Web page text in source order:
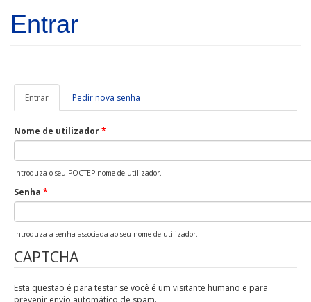
Entrar
Entrar (separador
ativo)
Pedir nova senha
Nome de utilizador*
Introduza o seu POCTEP nome de utilizador.
Senha *
Introduza a senha associada ao seu nome de utilizador.
CAPTCHA
Esta questão é para testar se você é um visitante humano e para
prevenir envio automático de spam.